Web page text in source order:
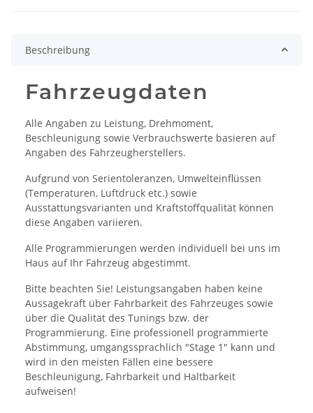
Beschreibung
Fahrzeugdaten
Alle Angaben zu Leistung, Drehmoment,
Beschleunigung sowie Verbrauchswerte basieren auf
Angaben des Fahrzeugherstellers.
Aufgrund von Serientoleranzen, Umwelteinflüssen
(Temperaturen, Luftdruck etc.) sowie
Ausstattungsvarianten und Kraftstoffqualität können
diese Angaben variieren.
Alle Programmierungen werden individuell bei uns im
Haus auf Ihr Fahrzeug abgestimmt.
Bitte beachten Sie! Leistungsangaben haben keine
Aussagekraft über Fahrbarkeit des Fahrzeuges sowie
über die Qualität des Tunings bzw. der
Programmierung. Eine professionell programmierte
Abstimmung, umgangssprachlich "Stage 1" kann und
wird in den meisten Fällen eine bessere
Beschleunigung, Fahrbarkeit und Haltbarkeit
aufweisen!